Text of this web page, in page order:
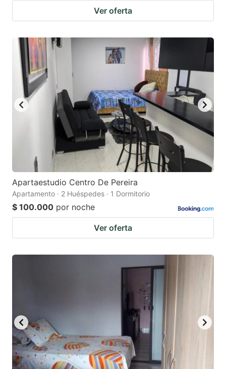
Ver oferta
Apartaestudio Centro De Pereira
Apartamento · 2 Huéspedes · 1 Dormitorio
$ 100.000 por noche
Ver oferta